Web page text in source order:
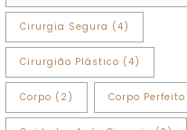
Cirurgia Segura (4)
Cirurgião Plástico (4)
Corpo (2) Corpo Perfeito